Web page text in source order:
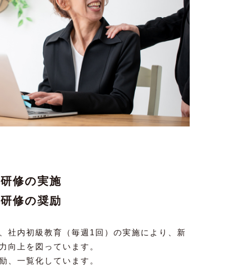
修の実施
修の奨励
社内初級教育（毎週1回）の実施により、新
向上を図っています。
、一覧化しています。